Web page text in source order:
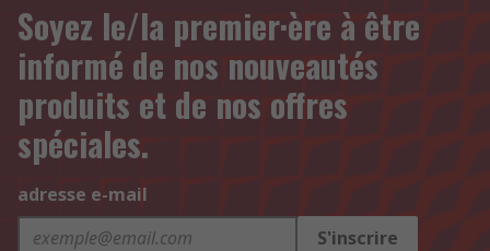
Soyez le/la premier·ère à être
informé de nos nouveautés
produits et de nos offres
spéciales.
adresse e-mail
S'inscrire